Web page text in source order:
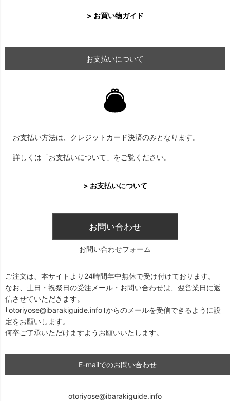
> お買い物ガイド
お支払いについて
お支払い方法は、クレジットカード決済のみとなります。
詳しくは「お支払いについて」をご覧ください。
> お支払いについて
お問い合わせ
お問い合わせフォーム
ご注文は、本サイトより24時間年中無休で受け付けております。
なお、土日・祝祭日の受注メール・お問い合わせは、翌営業日に返
信させていただきます。
｢otoriyose@ibarakiguide.info｣からのメールを受信できるように設
定をお願いします。
何卒ご了承いただけますようお願いいたします。
E-mailでのお問い合わせ
otoriyose@ibarakiguide.info